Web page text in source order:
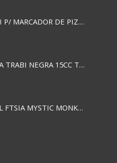
TINTA TRABI P/ MARCADOR DE PIZARRA x30ml ROJO
TINTA CHINA TRABI NEGRA 15CC TR3460
BOLSA PAPEL FTSIA MYSTIC MONKEY 14/08/20